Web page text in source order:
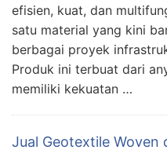
efisien, kuat, dan
satu material yang kini
berbagai proyek
Produk ini terbuat dari
memiliki kekuatan …
Jual Geotextile Woven